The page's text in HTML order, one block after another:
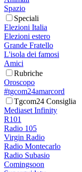
Spazio
Speciali
Elezioni Italia
Elezioni estero
Grande Fratello
L'isola dei famosi
Amici
Rubriche
Oroscopo
#tgcom24amarcord
Tgcom24 Consiglia
Mediaset Infinity
R101
Radio 105
Virgin Radio
Radio Montecarlo
Radio Subasio
Comingsoon